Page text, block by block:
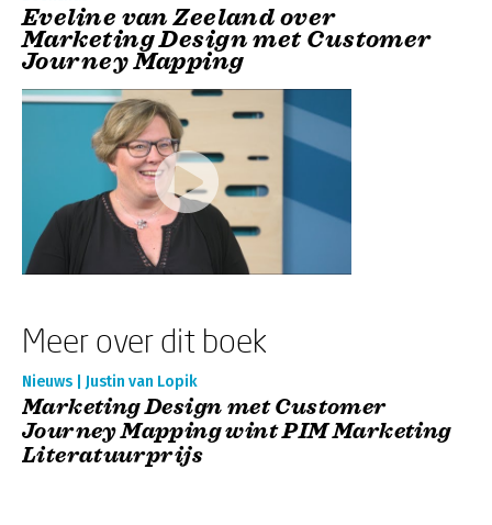
Eveline van Zeeland over
Marketing Design met Customer
Journey Mapping
Meer over dit boek
Nieuws | Justin van Lopik
Marketing Design met Customer
Journey Mapping wint PIM Marketing
Literatuurprijs